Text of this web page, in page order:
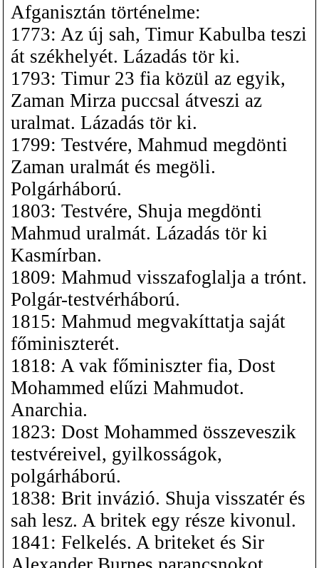
Afganisztán történelme:
1773: Az új sah, Timur Kabulba teszi
át székhelyét. Lázadás tör ki.
1793: Timur 23 fia közül az egyik,
Zaman Mirza puccsal átveszi az
uralmat. Lázadás tör ki.
1799: Testvére, Mahmud megdönti
Zaman uralmát és megöli.
Polgárháború.
1803: Testvére, Shuja megdönti
Mahmud uralmát. Lázadás tör ki
Kasmírban.
1809: Mahmud visszafoglalja a trónt.
Polgár-testvérháború.
1815: Mahmud megvakíttatja saját
főminiszterét.
1818: A vak főminiszter fia, Dost
Mohammed elűzi Mahmudot.
Anarchia.
1823: Dost Mohammed összeveszik
testvéreivel, gyilkosságok,
polgárháború.
1838: Brit invázió. Shuja visszatér és
sah lesz. A britek egy része kivonul.
1841: Felkelés. A briteket és Sir